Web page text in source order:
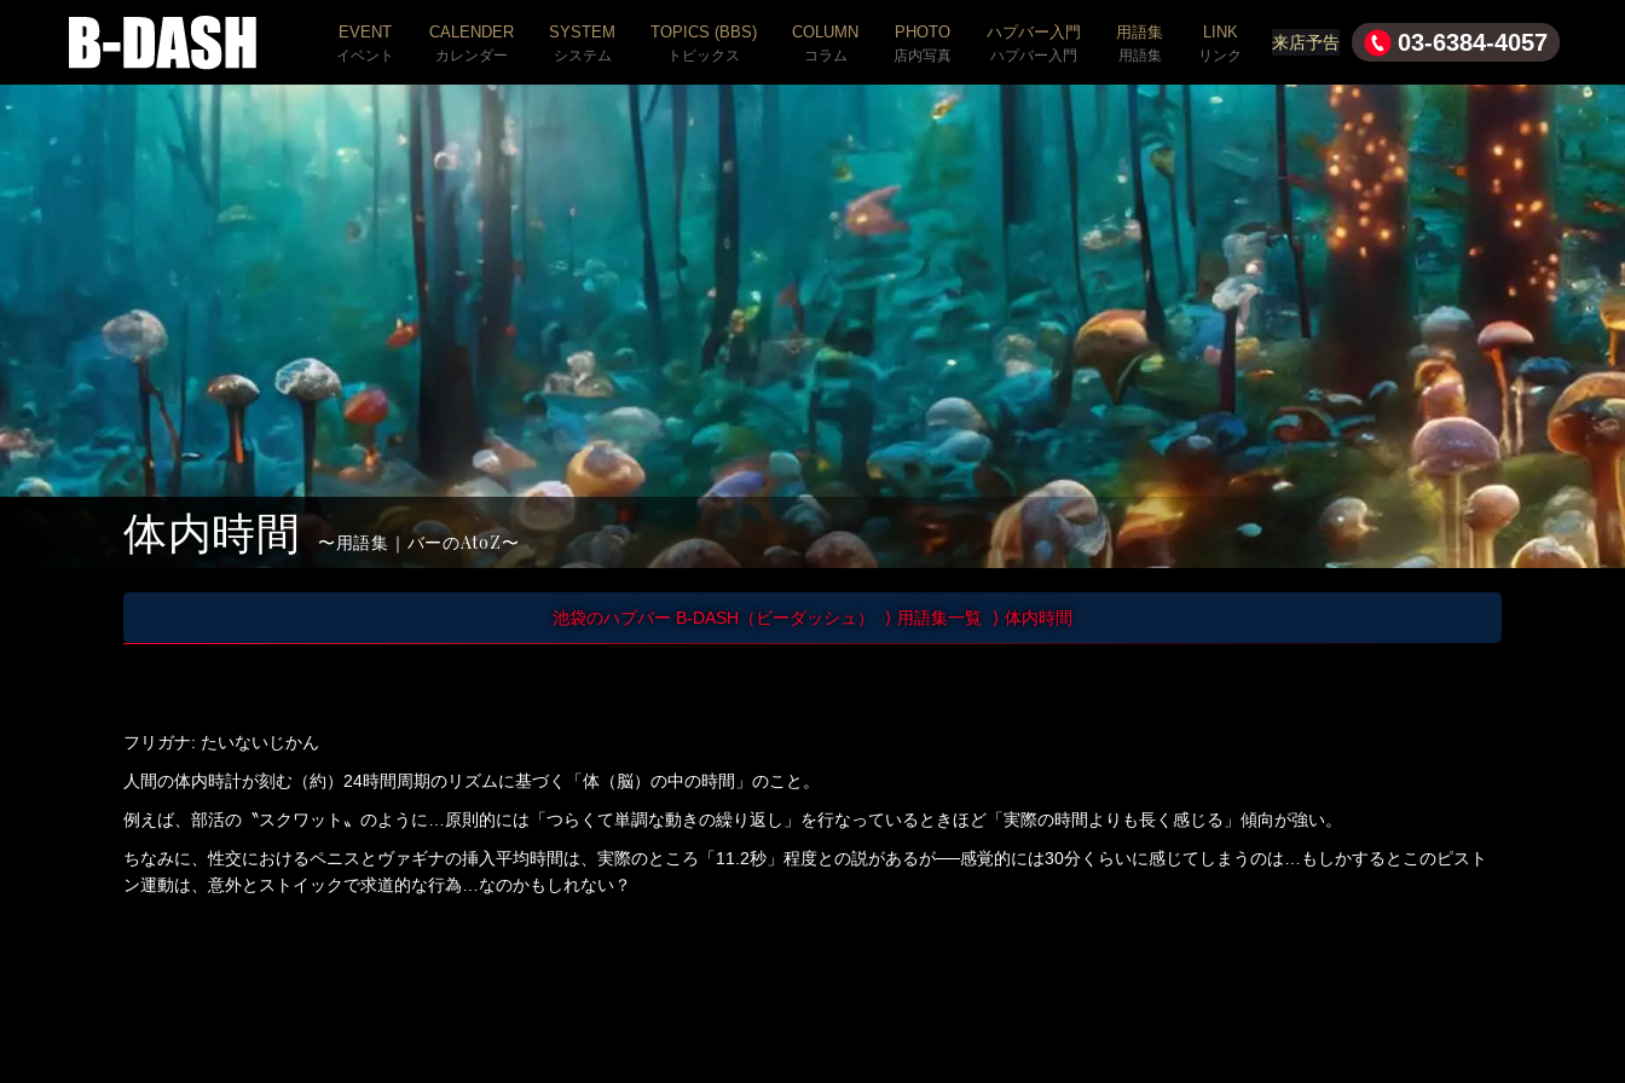
EVENT
イベント
CALENDER
カレンダー
SYSTEM
システム
TOPICS (BBS)
トピックス
COLUMN
コラム
PHOTO
店内写真
ハプバー入門
ハプバー入門
用語集
用語集
LINK
リンク
来店予告 03-6384-4057
体内時間 用語集｜バーのAtoZ
池袋のハプバー B-DASH（ビーダッシュ） 用語集一覧 体内時間
フリガナ: たいないじかん
人間の体内時計が刻む（約）24時間周期のリズムに基づく「体（脳）の中の時間」のこと。
例えば、部活の〝スクワット〟のように…原則的には「つらくて単調な動きの繰り返し」を行なっているときほど「実際の時間よりも長く感じる」傾向が強い。
ちなみに、性交におけるペニスとヴァギナの挿入平均時間は、実際のところ「11.2秒」程度との説があるが──感覚的には30分くらいに感じてしまうのは…もしかするとこのピスト
ン運動は、意外とストイックで求道的な行為…なのかもしれない？